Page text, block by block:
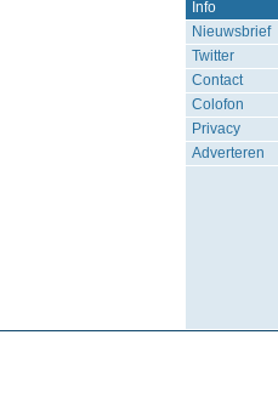
Info
Nieuwsbrief
Twitter
Contact
Colofon
Privacy
Adverteren